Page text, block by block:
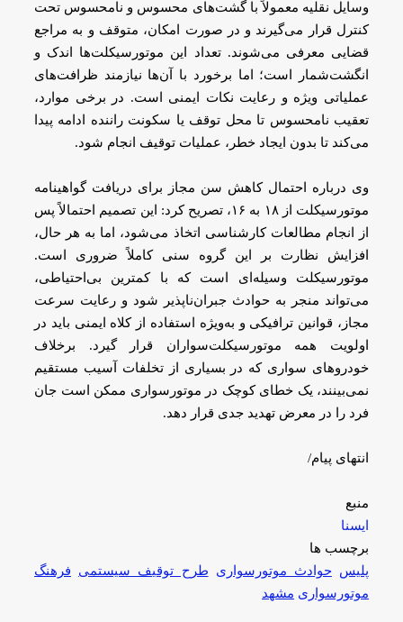
وسایل نقلیه معمولاً با گشت‌های محسوس و نامحسوس تحت
کنترل قرار می‌گیرند و در صورت امکان، متوقف و به مراجع
قضایی معرفی می‌شوند. تعداد این موتورسیکلت‌ها اندک و
انگشت‌شمار است؛ اما برخورد با آن‌ها نیازمند ظرافت‌های
عملیاتی ویژه و رعایت نکات ایمنی است. در برخی موارد،
تعقیب نامحسوس تا محل توقف یا سکونت راننده ادامه پیدا
می‌کند تا بدون ایجاد خطر، عملیات توقیف انجام شود.
وی درباره احتمال کاهش سن مجاز برای دریافت گواهینامه
موتورسیکلت از ۱۸ به ۱۶، تصریح کرد: این تصمیم احتمالاً پس
از انجام مطالعات کارشناسی اتخاذ می‌شود، اما به هر حال،
افزایش نظارت بر این گروه سنی کاملاً ضروری است.
موتورسیکلت وسیله‌ای است که با کمترین بی‌احتیاطی،
می‌تواند منجر به حوادث جبران‌ناپذیر شود و رعایت سرعت
مجاز، قوانین ترافیکی و به‌ویژه استفاده از کلاه ایمنی باید در
اولویت همه موتورسیکلت‌سواران قرار گیرد. برخلاف
خودروهای سواری که در بسیاری از تخلفات آسیب مستقیم
نمی‌بینند، یک خطای کوچک در موتورسواری ممکن است جان
فرد را در معرض تهدید جدی قرار دهد.
انتهای پیام/
منبع
ایسنا
برچسب ها
پلیس
حوادث موتورسواری طرح توقیف سیستمی
فرهنگ
موتورسوارى
مشهد